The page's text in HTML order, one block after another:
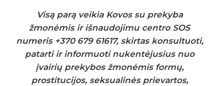
Visąparąveikia Kovos su prekyba
žmonėmis ir išnaudojimu centro SOS
numeris +370 679 61617, skirtas konsultuoti,
patarti ir informuoti nukentėjusius nuo
įvairiųprekybos žmonėmis formų,
prostitucijos, seksualinės prievartos,